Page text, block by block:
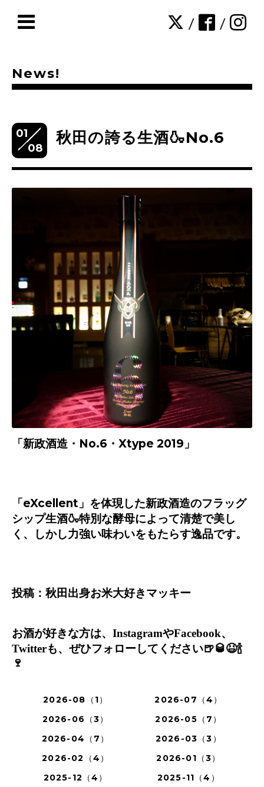
/ /
News!
01
08
秋田の誇る生酒🍶No.6
「新政酒造・ No.6・Xtype 2019」
「eXcellent 」を体現した新政酒造のフラッグ
シップ生酒🍶特別な酵母によって清楚で美し
く、しかし力強い味わいをもたらす逸品です。
投稿：秋田出身お米大好きマッキー
お酒が好きな方は、 InstagramやFacebook、
Twitterも、ぜひフォローしてください🍺🥃😆🍾
🍷
2026-08（1）
2026-07（4）
2026-06（3）
2026-05（7）
2026-04（7）
2026-03（3）
2026-02（4）
2026-01（3）
2025-12（4）
2025-11（4）